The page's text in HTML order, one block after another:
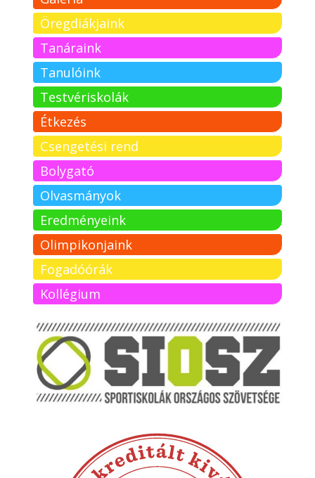
Öregdiákjaink
Tanáraink
Tanulóink
Testvériskolák
Étkezés
Csengetési rend
Bolygató
Olvasmányok
Eredményeink
Olimpikonjaink
Fogadóórák
Kollégium